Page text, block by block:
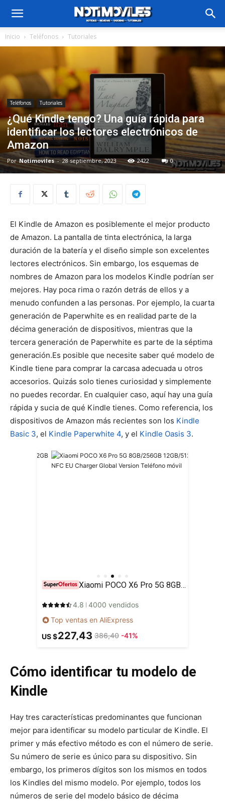
Inicio Teléfonos Tutoriales
Teléfonos Tutoriales
¿Qué Kindle tengo? Una guía rápida para
identificar los lectores electrónicos de
Amazon
Por Notimoviles - 28 septiembre, 2023 2422 0
El Kindle de Amazon es posiblemente el mejor producto
de Amazon. La pantalla de tinta electrónica, la larga
duración de la batería y el diseño simple son excelentes
lectores electrónicos. Sin embargo, los esquemas de
nombres de Amazon para los modelos Kindle podrían ser
mejores. Hay poca rima o razón detrás de ellos y a
menudo confunden a las personas. Por ejemplo, la cuarta
generación de Paperwhite es en realidad parte de la
décima generación de dispositivos, mientras que la
tercera generación de Paperwhite es parte de la séptima
generación.Es posible que necesite saber qué modelo de
Kindle tiene para comprar la carcasa adecuada u otros
accesorios. Quizás solo tienes curiosidad y simplemente
no puedes recordar. En cualquier caso, aquí hay una guía
rápida y sucia de qué Kindle tienes. Como referencia, los
dispositivos de Amazon más recientes son los Kindle
Basic 3, el Kindle Paperwhite 4, y el Kindle Oasis 3.
Xiaomi POCO X6 Pro 5G 8GB/256GB 12GB/512GB NFC EU Charger Global Version Teléfono móvil
4.8 4000 vendidos
Top ventas en AliExpress
US $227,43 386,40 -41%
Cómo identificar tu modelo de
Kindle
Hay tres características predominantes que funcionan
mejor para identificar su modelo particular de Kindle. El
primer y más efectivo método es con el número de serie.
Su número de serie es único para su dispositivo. Sin
embargo, los primeros dígitos son los mismos en todos
los Kindles del mismo modelo. Por ejemplo, todos los
números de serie del modelo básico de décima